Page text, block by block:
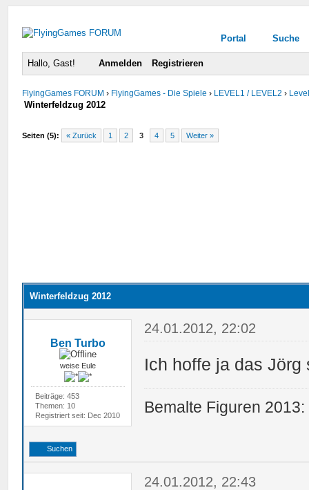
Portal Suche
Hallo, Gast! Anmelden Registrieren
FlyingGames FORUM › FlyingGames - Die Spiele › LEVEL1 / LEVEL2 ›
Winterfeldzug 2012
Seiten (5): « Zurück 1 2 3 4 5 Weiter »
Winterfeldzug 2012
Ben Turbo
weise Eule
Beiträge: 453
Themen: 10
Registriert seit: Dec 2010
24.01.2012, 22:02
Ich hoffe ja das
Bemalte Figuren
Suchen
24.01.2012, 22:43